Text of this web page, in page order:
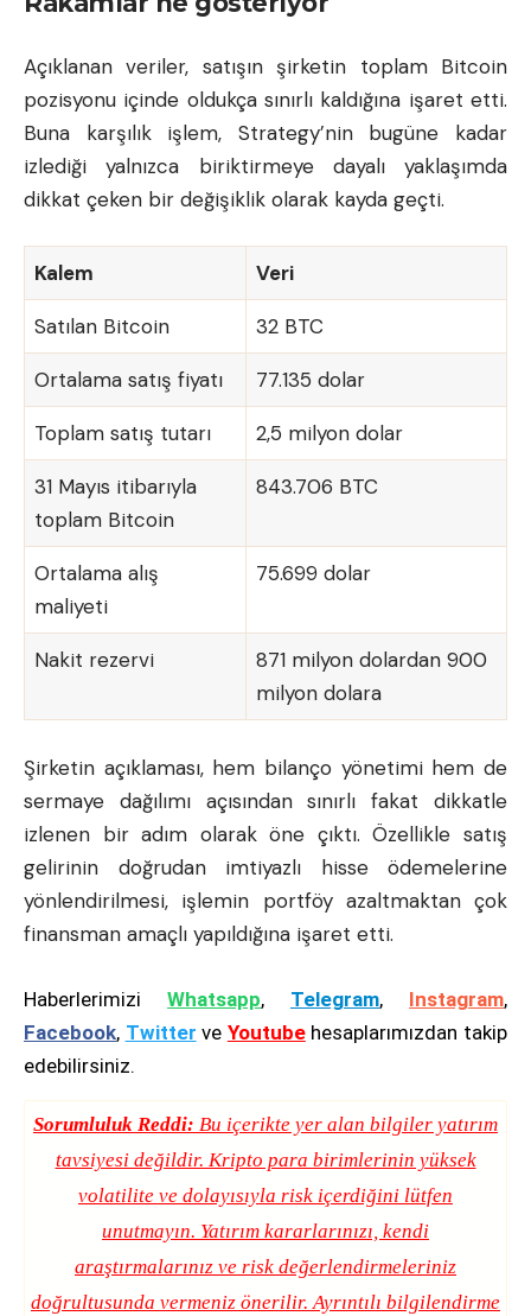
Açıklanan veriler, satışın şirketin toplam Bitcoin
pozisyonu içinde oldukça sınırlı kaldığına işaret etti.
Buna karşılık işlem, Strategy’nin bugüne kadar
izlediği yalnızca biriktirmeye dayalı yaklaşımda
dikkat çeken bir değişiklik olarak kayda geçti.
Kalem Veri
Satılan Bitcoin 32 BTC
Ortalama satış fiyatı 77.135 dolar
Toplam satış tutarı 2,5 milyon dolar
31 Mayıs itibarıyla
toplam Bitcoin
843.706 BTC
Ortalama alış
maliyeti
75.699 dolar
Nakit rezervi
871 milyon dolardan 900
milyon dolara
Şirketin açıklaması, hem bilanço yönetimi hem de
sermaye dağılımı açısından sınırlı fakat dikkatle
izlenen bir adım olarak öne çıktı. Özellikle satış
gelirinin doğrudan imtiyazlı hisse ödemelerine
yönlendirilmesi, işlemin portföy azaltmaktan çok
finansman amaçlı yapıldığına işaret etti.
Haberlerimizi Whatsapp, Telegram, Instagram,
Facebook, Twitter ve Youtubehesaplarımızdan takip
edebilirsiniz.
Sorumluluk Reddi: Bu içerikte yer alan bilgiler yatırım
tavsiyesi değildir. Kripto para birimlerinin yüksek
volatilite ve dolayısıyla risk içerdiğini lütfen
unutmayın. Yatırım kararlarınızı, kendi
araştırmalarınız ve risk değerlendirmeleriniz
doğrultusunda vermeniz önerilir. Ayrıntılı bilgilendirme